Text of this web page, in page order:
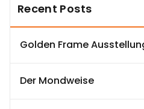
Recent Posts
Golden Frame
Der Mondweise